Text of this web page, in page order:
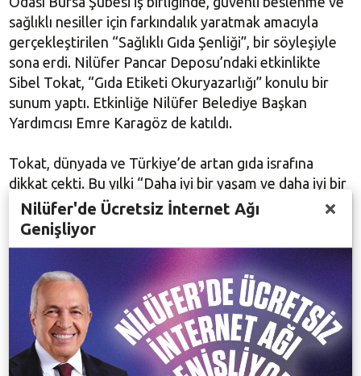
sağlıklı nesiller için farkındalık yaratmak amacıyla
gerçekleştirilen “Sağlıklı Gıda Şenliği”, bir söyleşiyle
sona erdi. Nilüfer Pancar Deposu’ndaki etkinlikte
Sibel Tokat, “Gıda Etiketi Okuryazarlığı” konulu bir
sunum yaptı. Etkinliğe Nilüfer Belediye Başkan
Yardımcısı Emre Karagöz de katıldı.
Tokat, dünyada ve Türkiye’de artan gıda israfına
dikkat çekti. Bu yılki “Daha iyi bir yaşam ve daha iyi bir
gelecek için el ele” sloganını hatırlatarak, herkesin bu
sürecin önemli bir parçası olduğuna vurgu yaptı. Gıda
israfının basit adımlarla önlenebileceğini belirten
Tokat, “Ülkemizde bir yılda israf edilen ekmekle 500
okul yapılabiliyor. Ekmeğimizi israf etmemeliyiz, şekli
bozuk meyve ve sebzelere de şans vermeliyiz.
Gıdanın çöpe gitmemesi için elimizden geleni
yapmalıyız” diye konuştu.
Nilüfer'de Ücretsiz İnternet Ağı
Genişliyor